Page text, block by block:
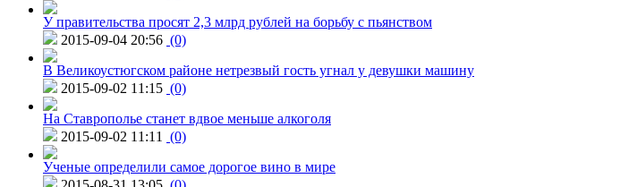
У правительства просят 2,3 млрд рублей на борьбу с пьянством
2015-09-04 20:56 (0)
В Великоустюгском районе нетрезвый гость угнал у девушки машину
2015-09-02 11:15 (0)
На Ставрополье станет вдвое меньше алкоголя
2015-09-02 11:11
(0)
Ученые определили самое дорогое вино в мире